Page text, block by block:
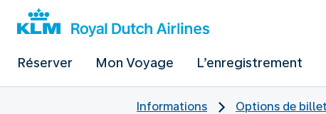
Réserver Mon Voyage L’enregistrement
Informations Options de